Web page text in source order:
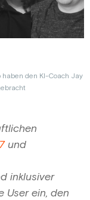
den KI-Coach Jay
und
inklusiver
User ein, den